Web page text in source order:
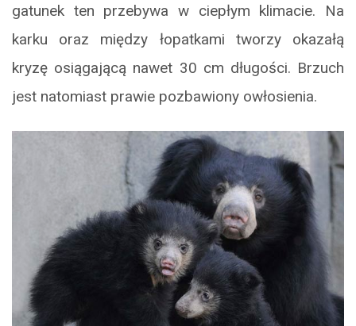
gatunek ten przebywa w ciepłym klimacie. Na
karku oraz między łopatkami tworzy okazałą
kryzę osiągającą nawet 30 cm długości. Brzuch
jest natomiast prawie pozbawiony owłosienia.